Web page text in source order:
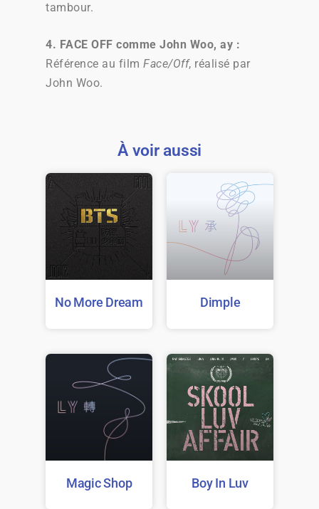
tambour.
4. FACE OFF comme John Woo, ay :
Référence au film Face/Off, réalisé par
John Woo.
À voir aussi
No More Dream Dimple
Magic Shop Boy In Luv